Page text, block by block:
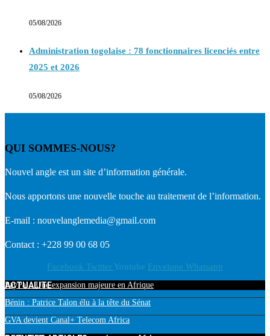
05/08/2026
Administration togolaise : 78 fonctionnaires licenciés entre
2025 et 2026
05/08/2026
QUI SOMMES-NOUS?
Nouvel angle est un site d’information générale.
Nous apportons une nouvelle touche au traitement de l’information.
E-mail : nouvelanglemedia@gmail.com
Contact : +228 99 00 68 05
Facebook Twitter Youtube Envelope Whatsapp
ACTUALITE
PayPal : Une expansion majeure en Afrique
Bénin : Patrice Talon élu à la tête du Sénat
GVA devient Canal+ Telecom Africa